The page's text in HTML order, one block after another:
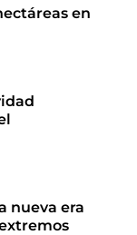
en
nueva era